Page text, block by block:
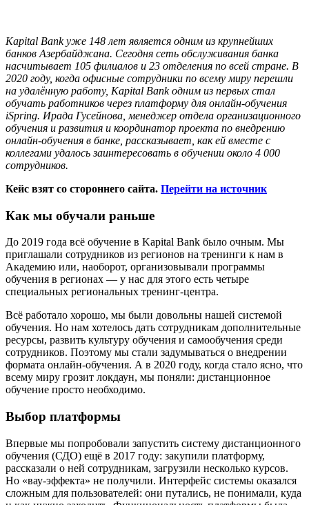
Kapital Bank уже 148 лет является одним из крупнейших
банков Азербайджана. Сегодня сеть обслуживания банка
насчитывает 105 филиалов и 23 отделения по всей стране. В
2020 году, когда офисные сотрудники по всему миру перешли
на удалённую работу, Kapital Bank одним из первых стал
обучать работников через платформу для онлайн-обучения
iSpring. Ирада Гусейнова, менеджер отдела организационного
обучения и развития и координатор проекта по внедрению
онлайн-обучения в банке , рассказывает, как ей вместе с
коллегами удалось заинтересовать в обучении около 4 000
сотрудников.
Кейс взят со стороннего сайта. Перейти на источник
Как мы обучали раньше
До 2019 года всё обучение в Kapital Bank было очным. Мы
приглашали сотрудников из регионов на тренинги к нам в
Академию или, наоборот, организовывали программы
обучения в регионах — у нас для этого есть четыре
специальных региональных тренинг-центра.
Всё работало хорошо, мы были довольны нашей системой
обучения. Но нам хотелось дать сотрудникам дополнительные
ресурсы, развить культуру обучения и самообучения среди
сотрудников. Поэтому мы стали задумываться о внедрении
формата онлайн-обучения. А в 2020 году, когда стало ясно, что
всему миру грозит локдаун, мы поняли: дистанционное
обучение просто необходимо.
Выбор платформы
Впервые мы попробовали запустить систему дистанционного
обучения (СДО) ещё в 2017 году: закупили платформу,
рассказали о ней сотрудникам, загрузили несколько курсов.
Но «вау-эффекта» не получили. Интерфейс системы оказался
сложным для пользователей: они путались, не понимали, куда